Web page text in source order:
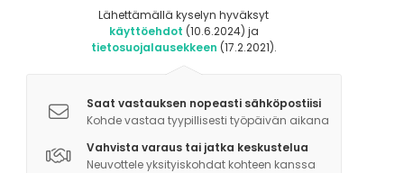
Lähettämällä kyselyn hyväksyt
käyttöehdot (10.6.2024) ja
tietosuojalausekkeen (17.2.2021).
Saat vastauksen nopeasti sähköpostiisi
Kohde vastaa tyypillisesti työpäivän aikana
Vahvista varaus tai jatka keskustelua
Neuvottele yksityiskohdat kohteen kanssa